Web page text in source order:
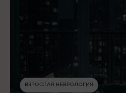
ВЗРОСЛАЯ НЕВРОЛОГИЯ